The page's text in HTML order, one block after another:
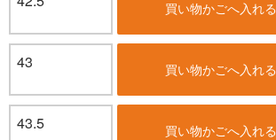
買い物かごへ入れる
43 買い物かごへ入れる
43.5 買い物かごへ入れる